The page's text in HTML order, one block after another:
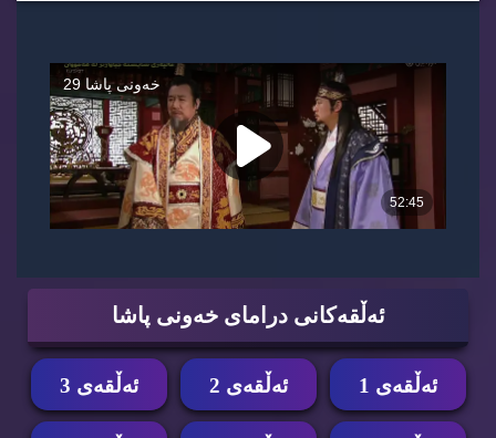
ئه‌ڵقه‌كانی درامای خه‌ونی پاشا
ئه‌ڵقه‌ی 1 ئه‌ڵقه‌ی 2 ئه‌ڵقه‌ی 3